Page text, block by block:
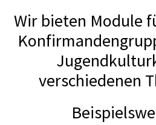
Wir bieten Module
verschiedenen